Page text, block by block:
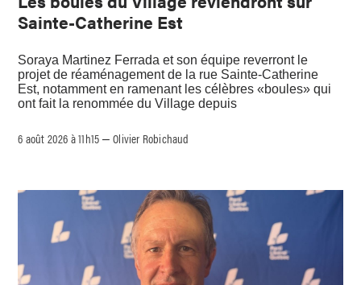
Sainte-Catherine Est
Soraya Martinez Ferrada et son équipe reverront le
projet de réaménagement de la rue Sainte-Catherine
Est, notamment en ramenant les célèbres «boules» qui
ont fait la renommée du Village depuis
6 août 2026 à 11h15 –Olivier Robichaud